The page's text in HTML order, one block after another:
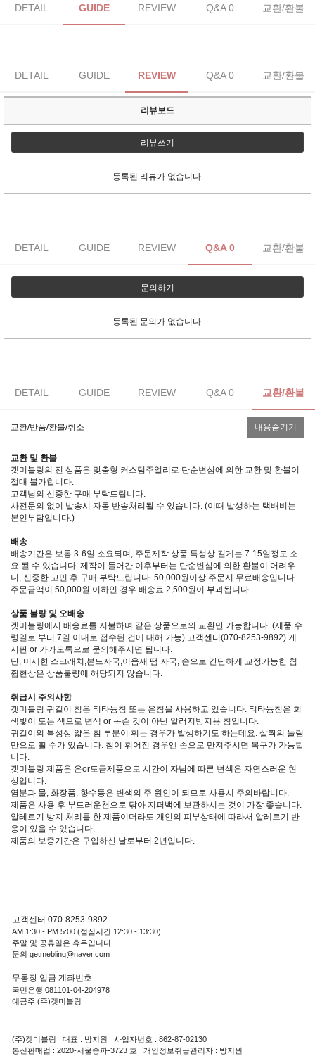
DETAIL GUIDE REVIEW Q&A 0 교환/환불
DETAIL GUIDE REVIEW Q&A 0 교환/환불
리뷰보드
리뷰쓰기
등록된 리뷰가 없습니다.
DETAIL GUIDE REVIEW Q&A 0 교환/환불
문의하기
등록된 문의가 없습니다.
DETAIL GUIDE REVIEW Q&A 0 교환/환불
교환/반품/환불/취소 내용숨기기
교환 및 환불
겟미블링의 전 상품은 맞춤형 커스텀주얼리로 단순변심에 의한 교환 및 환불이
절대 불가합니다.
고객님의 신중한 구매 부탁드립니다.
사전문의 없이 발송시 자동 반송처리될 수 있습니다. (이때 발생하는 택배비는
본인부담입니다.)
배송
배송기간은 보통 3-6일 소요되며, 주문제작 상품 특성상 길게는 7-15일정도 소
요 될 수 있습니다. 제작이 들어간 이후부터는 단순변심에 의한 환불이 어려우
니, 신중한 고민 후 구매 부탁드립니다. 50,000원이상 주문시 무료배송입니다.
주문금액이 50,000원 이하인 경우 배송료 2,500원이 부과됩니다.
상품 불량 및 오배송
겟미블링에서 배송료를 지불하며 같은 상품으로의 교환만 가능합니다. (제품 수
령일로 부터 7일 이내로 접수된 건에 대해 가능) 고객센터(070-8253-9892) 게
시판 or 카카오톡으로 문의해주시면 됩니다.
단, 미세한 스크래치,본드자국,이음새 땜 자국, 손으로 간단하게 교정가능한 침
휨현상은 상품불량에 해당되지 않습니다.
취급시 주의사항
겟미블링 귀걸이 침은 티타늄침 또는 은침을 사용하고 있습니다. 티타늄침은 회
색빛이 도는 색으로 변색 or 녹슨 것이 아닌 알러지방지용 침입니다.
귀걸이의 특성상 얇은 침 부분이 휘는 경우가 발생하기도 하는데요. 살짝의 눌림
만으로 휠 수가 있습니다. 침이 휘어진 경우엔 손으로 만져주시면 복구가 가능합
니다.
겟미블링 제품은 은or도금제품으로 시간이 자남에 따른 변색은 자연스러운 현
상입니다.
염분과 물, 화장품, 향수등은 변색의 주 원인이 되므로 사용시 주의바랍니다.
제품은 사용 후 부드러운천으로 닦아 지퍼백에 보관하시는 것이 가장 좋습니다.
알레르기 방지 처리를 한 제품이더라도 개인의 피부상태에 따라서 알레르기 반
응이 있을 수 있습니다.
제품의 보증기간은 구입하신 날로부터 2년입니다.
고객센터 070-8253-9892
AM 1:30 - PM 5:00 (점심시간 12:30 - 13:30)
주말 및 공휴일은 휴무입니다.
문의 getmebling@naver.com
무통장 입금 계좌번호
국민은행 081101-04-204978
예금주 (주)겟미블링
(주)겟미블링 대표 : 방지원 사업자번호 : 862-87-02130
통신판매업 : 2020-서울송파-3723 호 개인정보취급관리자 : 방지원